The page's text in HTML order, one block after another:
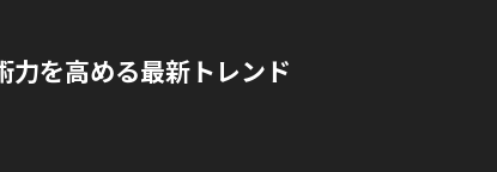
力を高める最新トレンド